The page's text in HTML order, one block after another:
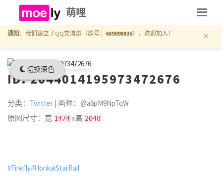
切换深色
萌哩
通知 ：我们建立了QQ交流群（群号： 689098835），欢迎加入！ ×
ID: 2044014195973472676
分类： Twitter | 画师：@a6pM9NpTqW
原图尺寸：宽 1474 x高 2048
#Firefly#HonkaiStarRail